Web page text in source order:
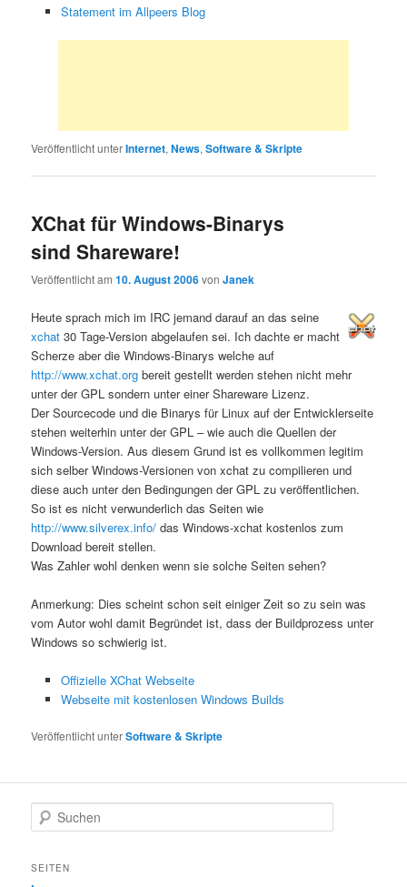
Statement im Allpeers Blog
Veröffentlicht unterInternet,News,Software & Skripte
XChat für Windows-Binarys
sind Shareware!
Veröffentlicht am10. August 2006vonJanek
Heute sprach mich im IRC jemand darauf an das seine
xchat 30 Tage-Version abgelaufen sei. Ich dachte er macht
Scherze aber die Windows-Binarys welche auf
http://www.xchat.org bereit gestellt werden stehen nicht mehr
unter der GPL sondern unter einer Shareware Lizenz.
Der Sourcecode und die Binarys für Linux auf der Entwicklerseite
stehen weiterhin unter der GPL – wie auch die Quellen der
Windows-Version. Aus diesem Grund ist es vollkommen legitim
sich selber Windows-Versionen von xchat zu compilieren und
diese auch unter den Bedingungen der GPL zu veröffentlichen.
So ist es nicht verwunderlich das Seiten wie
http://www.silverex.info/ das Windows-xchat kostenlos zum
Download bereit stellen.
Was Zahler wohl denken wenn sie solche Seiten sehen?
Anmerkung: Dies scheint schon seit einiger Zeit so zu sein was
vom Autor wohl damit Begründet ist, dass der Buildprozess unter
Windows so schwierig ist.
Offizielle XChat Webseite
Webseite mit kostenlosen Windows Builds
Veröffentlicht unterSoftware & Skripte
u
h
SEITEN